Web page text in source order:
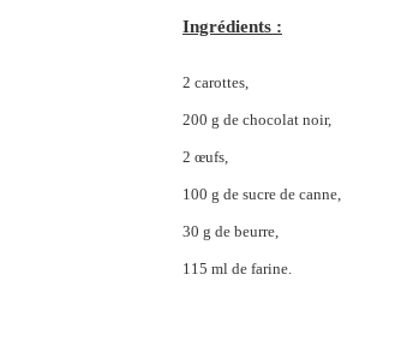
Ingrédients :
2 carottes,
200 g de chocolat noir,
2 œufs,
100 g de sucre de canne,
30 g de beurre,
115 ml de farine.